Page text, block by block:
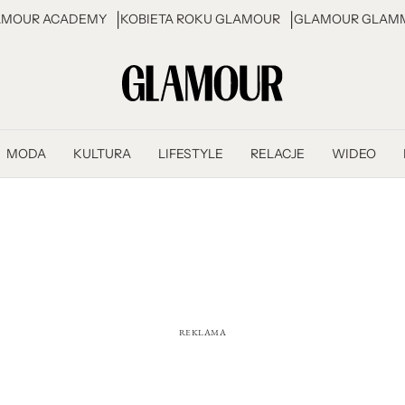
ACADEMY KOBIETA ROKU GLAMOUR GLAMOUR
MODA KULTURA LIFESTYLE RELACJE WIDEO